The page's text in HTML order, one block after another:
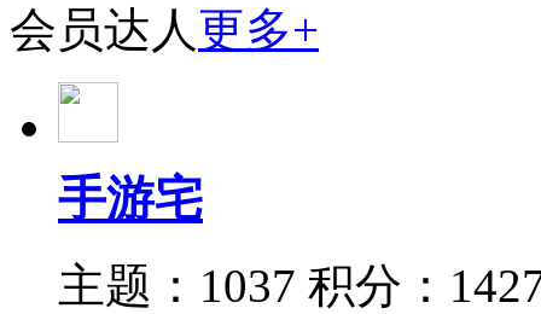
会员达人更多+
手游宅
主题：1037 积分：